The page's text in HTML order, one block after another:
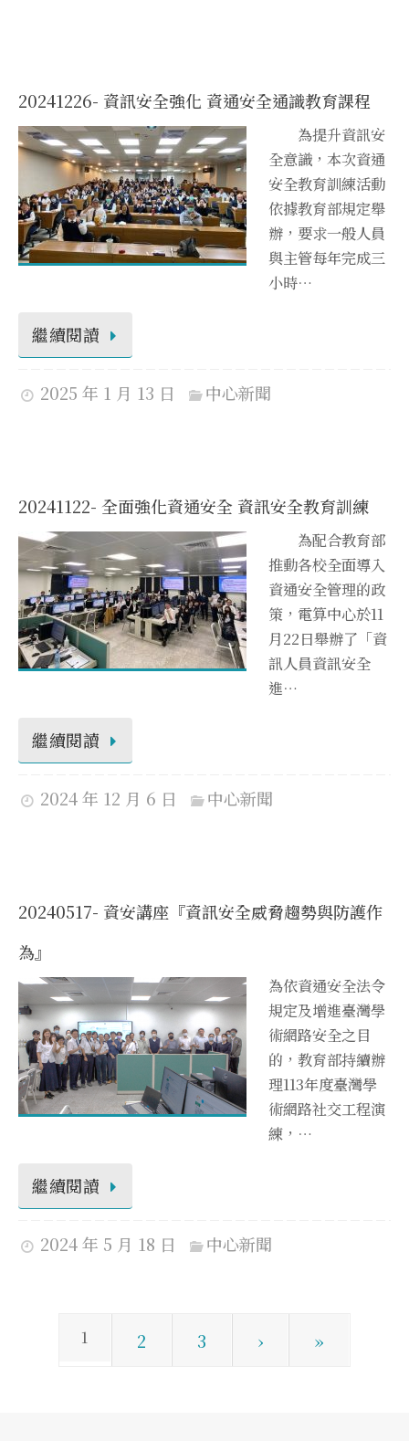
20241226- 資訊安全強化 資通安全通識教育課程
為提升資訊安
全意識，本次資通
安全教育訓練活動
依據教育部規定舉
辦，要求一般人員
與主管每年完成三
小時…
繼續閱讀
2025 年 1 月 13 日 中心新聞
20241122- 全面強化資通安全 資訊安全教育訓練
為配合教育部
推動各校全面導入
資通安全管理的政
策，電算中心於11
月22日舉辦了「資
訊人員資訊安全
進…
繼續閱讀
2024 年 12 月 6 日 中心新聞
20240517- 資安講座『資訊安全威脅趨勢與防護作
為』
為依資通安全法令
規定及增進臺灣學
術網路安全之目
的，教育部持續辦
理113年度臺灣學
術網路社交工程演
練，…
繼續閱讀
2024 年 5 月 18 日 中心新聞
1 2 3 › »